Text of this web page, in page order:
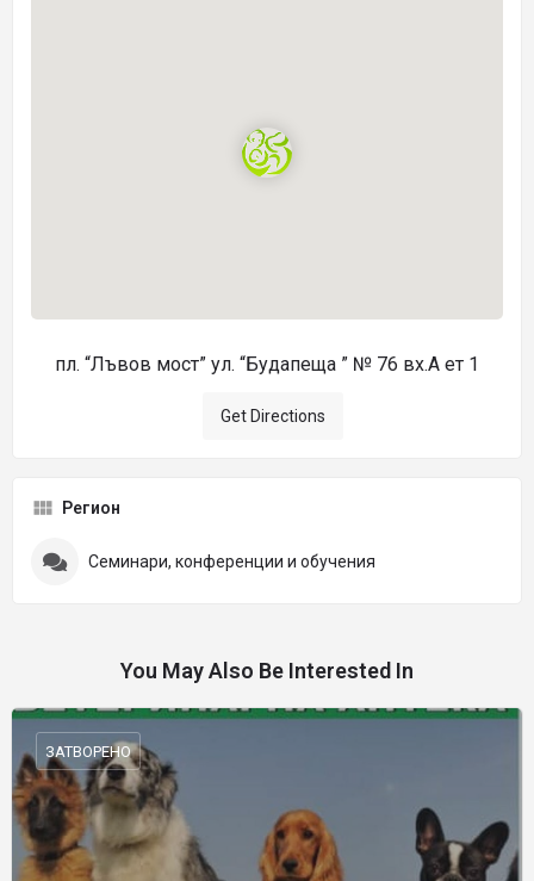
пл. “Лъвов мост” ул. “Будапеща ” № 76 вх.А ет 1
Get Directions
Регион
Семинари, конференции и обучения
You May Also Be Interested In
ЗАТВОРЕНО